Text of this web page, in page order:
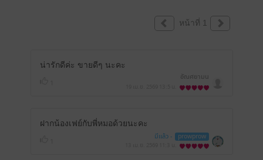
หน้าที่ 1
น่ารักดีค่ะ ขายดีๆ นะคะ
อัณศยามน
ฝากน้องเฟย์กับพี่หมอด้วยนะคะ
มีแล้ว - prowprow